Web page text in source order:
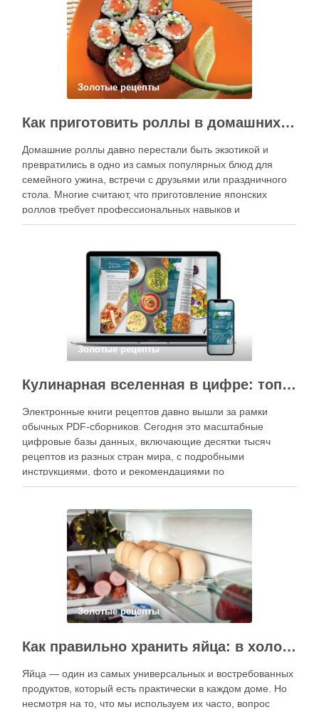
Золотые рецепты
Как приготовить роллы в домашних условиях?
Домашние роллы давно перестали быть экзотикой и
превратились в одно из самых популярных блюд для
семейного ужина, встречи с друзьями или праздничного
стола. Многие считают, что приготовление японских
роллов требует профессиональных навыков и
специального оборудования, однако на практике сделать
кухне. Главное — …
Золотые рецепты
Кулинарная вселенная в цифре: топ-3 самых больших электронных книг рецептов
Электронные книги рецептов давно вышли за рамки
обычных PDF-сборников. Сегодня это масштабные
цифровые базы данных, включающие десятки тысяч
рецептов из разных стран мира, с подробными
инструкциями, фото и рекомендациями по
приготовлению. В отличие от печатных изданий,
контент, расширять коллекции блюд и добавлять новые
функции. Ниже …
Золотые рецепты
Как правильно хранить яйца: в холодильнике или на полке?
Яйца — один из самых универсальных и востребованных
продуктов, который есть практически в каждом доме. Но
несмотря на то, что мы используем их часто, вопрос